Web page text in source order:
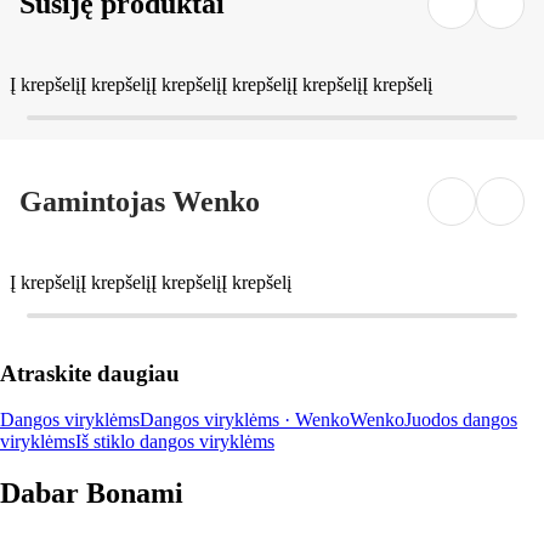
Į krepšelįĮ krepšelįĮ krepšelįĮ krepšelįĮ krepšelįĮ krepšelį
Gamintojas Wenko
Į krepšelįĮ krepšelįĮ krepšelįĮ krepšelį
Atraskite daugiau
Dangos viryklėmsDangos viryklėms · WenkoWenkoJuodos dangos
viryklėmsIš stiklo dangos viryklėms
Dabar Bonami